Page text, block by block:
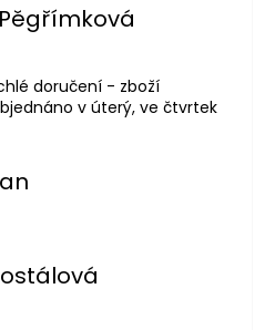
je 5 z 5 hvězdiček.
doručení - zboží
v úterý, ve čtvrtek
je 5 z 5 hvězdiček.
je 5 z 5 hvězdiček.